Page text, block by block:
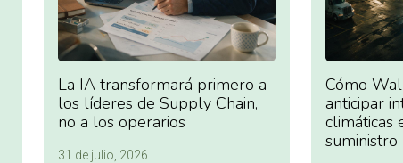
La IA transformará primero a
los líderes de Supply Chain,
no a los operarios
31 de julio, 2026
Cómo
anticipar
climáticas
suministro